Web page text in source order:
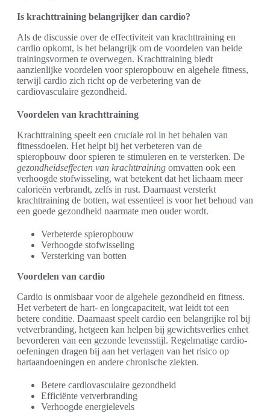
Is krachttraining belangrijker dan cardio?
Als de discussie over de effectiviteit van krachttraining en
cardio opkomt, is het belangrijk om de voordelen van beide
trainingsvormen te overwegen. Krachttraining biedt
aanzienlijke voordelen voor spieropbouw en algehele fitness,
terwijl cardio zich richt op de verbetering van de
cardiovasculaire gezondheid.
Voordelen van krachttraining
Krachttraining speelt een cruciale rol in het behalen van
fitnessdoelen. Het helpt bij het verbeteren van de
spieropbouw door spieren te stimuleren en te versterken. De
gezondheidseffecten van krachttraining omvatten ook een
verhoogde stofwisseling, wat betekent dat het lichaam meer
calorieën verbrandt, zelfs in rust. Daarnaast versterkt
krachttraining de botten, wat essentieel is voor het behoud van
een goede gezondheid naarmate men ouder wordt.
Verbeterde spieropbouw
Verhoogde stofwisseling
Versterking van botten
Voordelen van cardio
Cardio is onmisbaar voor de algehele gezondheid en fitness.
Het verbetert de hart- en longcapaciteit, wat leidt tot een
betere conditie. Daarnaast speelt cardio een belangrijke rol bij
vetverbranding, hetgeen kan helpen bij gewichtsverlies enhet
bevorderen van een gezonde levensstijl. Regelmatige cardio-
oefeningen dragen bij aan het verlagen van het risico op
hartaandoeningen en andere chronische ziekten.
Betere cardiovasculaire gezondheid
Efficiënte vetverbranding
Verhoogde energielevels